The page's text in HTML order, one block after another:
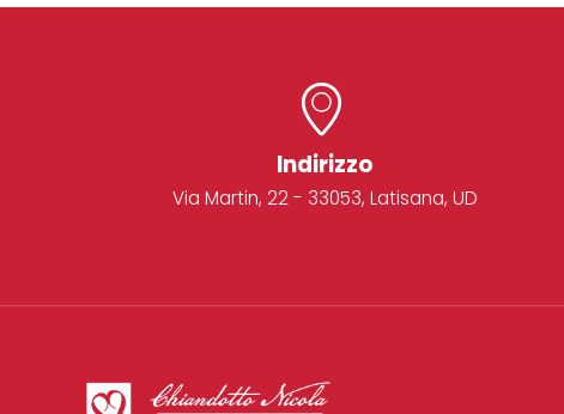
Indirizzo
Via Martin, 22 - 33053, Latisana, UD